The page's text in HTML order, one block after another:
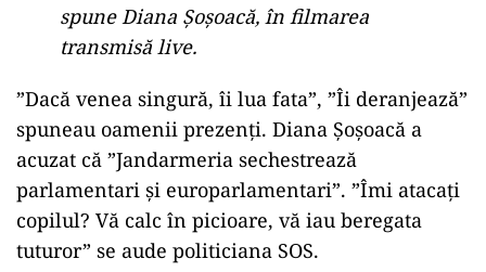
spune Diana Șoșoacă, în filmarea
transmisă live.
”Dacă venea singură, îi lua fata”, ”Îi deranjează”
spuneau oamenii prezenți. Diana Șoșoacă a
acuzat că ”Jandarmeria sechestrează
parlamentari și europarlamentari”. ”Îmi atacați
copilul? Vă calc în picioare, vă iau beregata
tuturor” se aude politiciana SOS.